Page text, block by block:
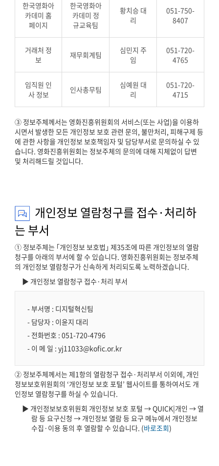
한국영화아
카데미 홈
페이지
한국영화아
카데미 정
규교육팀
황치승 대
리
051-750-
8407
거래처 정
보
재무회계팀
심민지 주
임
051-720-
4765
임직원 인
사 정보
인사총무팀
심예원 대
리
051-720-
4715
③ 정보주체께서는 영화진흥위원회의 서비스(또는 사업)을 이용하
시면서 발생한 모든 개인정보 보호 관련 문의, 불만처리, 피해구제 등
에 관한 사항을 개인정보 보호책임자 및 담당부서로 문의하실 수 있
습니다. 영화진흥위원회는 정보주체의 문의에 대해 지체없이 답변
및 처리해드릴 것입니다.
개인정보 열람청구를 접수·처리하
는 부서
① 정보주체는 ｢개인정보 보호법｣ 제35조에 따른 개인정보의 열람
청구를 아래의 부서에 할 수 있습니다. 영화진흥위원회는 정보주체
의 개인정보 열람청구가 신속하게 처리되도록 노력하겠습니다.
▶ 개인정보 열람청구 접수·처리 부서
- 부서명 : 디지털혁신팀
- 담당자 : 이윤지 대리
- 전화번호 : 051-720-4796
- 이 메 일 : yj11033@kofic.or.kr
② 정보주체께서는 제1항의 열람청구 접수·처리부서 이외에, 개인
정보보호위원회의 ‘개인정보 보호 포털’ 웹사이트를 통하여서도 개
인정보 열람청구를 하실 수 있습니다.
▶ 개인정보보호위원회 개인정보 보호 포털 → QUICK|개인 → 열
람 등 요구신청 → 개인정보 열람 등 요구 메뉴에서 개인정보
수집·이용 동의 후 열람할 수 있습니다. (바로조회)